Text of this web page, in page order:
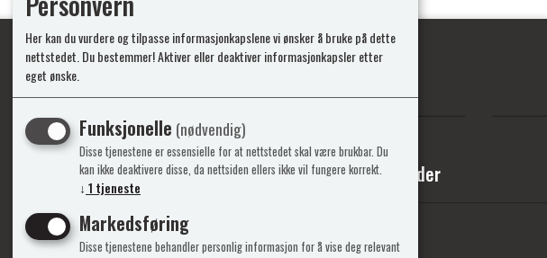
Info
Kontakt Oss
Support&Service
Mine sider
Vilkår
Her kan du vurdere og tilpasse informasjonkapslene vi ønsker å bruke på dette
nettstedet. Du bestemmer! Aktiver eller deaktiver informasjonkapsler etter
eget ønske.
Funksjonelle (nødvendig)
Disse tjenestene er essensielle for at nettstedet skal være brukbar. Du
kan ikke deaktivere disse, da nettsiden ellers ikke vil fungere korrekt.
↓ 1 tjeneste
Markedsføring
Disse tjenestene behandler personlig informasjon for å vise deg relevant